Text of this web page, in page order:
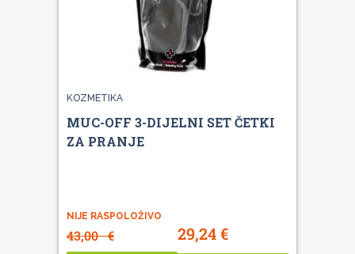
KOZMETIKA
MUC-OFF 3-DIJELNI SET ČETKI
ZA PRANJE
NIJE RASPOLOŽIVO
43,00€ 29,24€